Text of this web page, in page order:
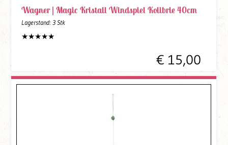
Wagner |Magic Kristall Windspiel Kolibrie 40cm
Lagerstand: 3 Stk
€ 15,00